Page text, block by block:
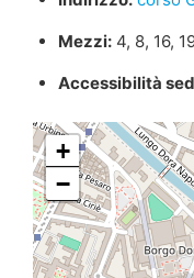
Mezzi:4, 8, 16,
Accessibilità
+
−